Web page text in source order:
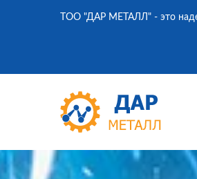
ТОО "ДАР МЕТАЛЛ" - это